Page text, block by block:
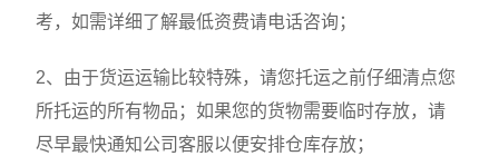
考，如需详细了解最低资费请电话咨询；
2、由于货运运输比较特殊，请您托运之前仔细清点您
所托运的所有物品；如果您的货物需要临时存放，请
尽早最快通知公司客服以便安排仓库存放；